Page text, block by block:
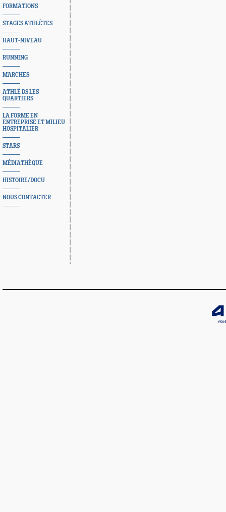
FORMATIONS
STAGES ATHLÈTES
HAUT-NIVEAU
RUNNING
MARCHES
ATHLÉ DS LES
QUARTIERS
LA FORME EN
ENTREPRISE ET MILIEU
HOSPITALIER
STARS
MÉDIATHÈQUE
HISTOIRE/DOCU
NOUS CONTACTER